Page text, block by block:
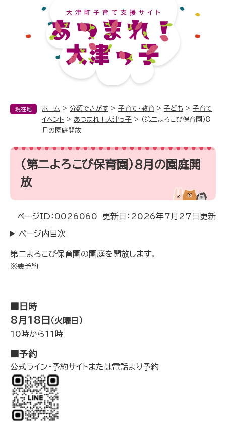
現在地 ホーム > 分類でさがす > 子育て・教育 > 子ども > 子育て
イベント > あつまれ！大津っ子 > （第二よろこび保育園）8
月の園庭開放
本
（第二よろこび保育園）8月の園庭開
放
ページID：0026060 更新日：2026年7月27日更新
ページ内目次
第二よろこび保育園の園庭を開放します。
※要予約
■日時
8月18日 （火曜日）
10時から11時
■予約
公式ライン・予約サイトまたは電話より予約